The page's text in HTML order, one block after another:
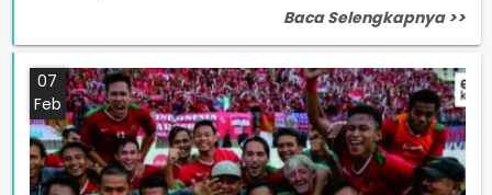
Baca Selengkapnya >>
07
Feb